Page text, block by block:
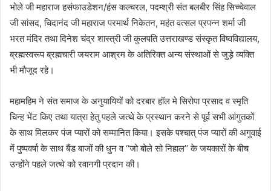
भोले जी महाराज हसंफाउडेशन/हंस कल्चरल, पदम्श्री संत बलबीर सिंह सिच्चेवाल
जी सांसद, चिदानंद जी महाराज परमार्थ निकेतन, महंत वत्सल प्रपन्न शर्मा जी
भरत मंदिर तथा दिनेश चंद्र शास्त्री जी कुलपति उत्तराखण्ड संस्कृत विष्वविद्यालय,
ब्रह्मस्वरूप ब्रह्मचारी जयराम आश्रम के अतिरिक्त अन्य संस्थाओं से जुड़े व्यक्ति
भी मौजूद रहे।
महामहिम ने संत समाज के अनुयायियों को दरबार हॉल मे सिरोपा प्रसाद व स्मृति
चिन्ह भेंट किए तथा यात्रा हेतु पहले जत्थे के प्रस्थान करने से पूर्व सभी आंगुतकों
के साथ मिलकर पंज प्यारों को सम्मानित किया। इसके पश्चात् पंज प्यारों की अगुवाई
में पुष्पवर्षा के साथ बैंड बाजों की धुन व ‘‘जो बोले सो निहाल’’ के जयकारों के बीच
उन्होंने पहले जत्थे को रवानगी प्रदान की।